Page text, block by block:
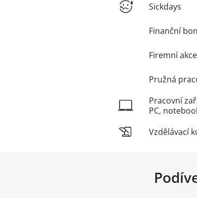
Sickdays
Finanční
Firemní akce
Pružná
Pracovní
PC,
Vzdělávací